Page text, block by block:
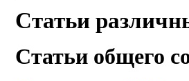
Статьи
Статьи общего